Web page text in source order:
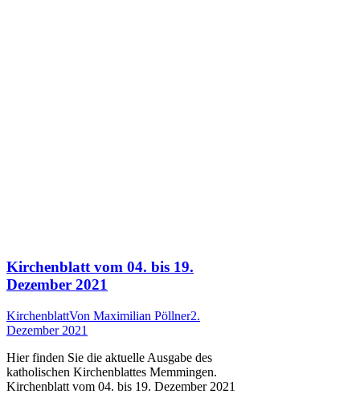
Kirchenblatt vom 04. bis 19.
Dezember 2021
KirchenblattVon Maximilian Pöllner2.
Dezember 2021
Hier finden Sie die aktuelle Ausgabe des
katholischen Kirchenblattes Memmingen.
Kirchenblatt vom 04. bis 19. Dezember 2021